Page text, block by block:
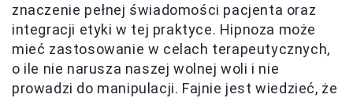
znaczenie pełnej świadomości pacjenta oraz
integracji etyki w tej praktyce. Hipnoza może
mieć zastosowanie w celach terapeutycznych,
o ile nie narusza naszej wolnej woli i nie
prowadzi do manipulacji. Fajnie jest wiedzieć, że